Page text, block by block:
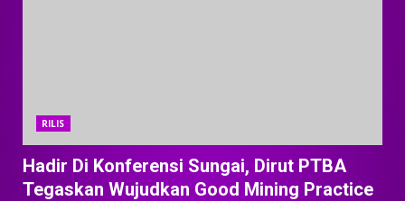
RILIS
Hadir Di Konferensi Sungai, Dirut PTBA
Tegaskan Wujudkan Good Mining Practice